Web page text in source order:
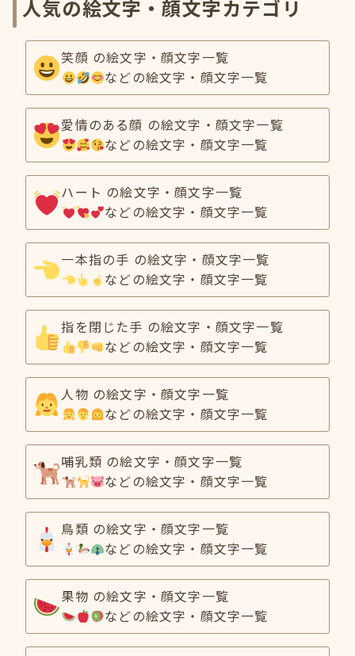
人気の絵文字・顔文字カテゴリ
笑顔 の絵文字・顔文字一覧
などの絵文字・顔文字一覧
愛情のある顔 の絵文字・顔文字一覧
などの絵文字・顔文字一覧
ハート の絵文字・顔文字一覧
などの絵文字・顔文字一覧
一本指の手 の絵文字・顔文字一覧
などの絵文字・顔文字一覧
指を閉じた手 の絵文字・顔文字一覧
などの絵文字・顔文字一覧
人物 の絵文字・顔文字一覧
などの絵文字・顔文字一覧
哺乳類 の絵文字・顔文字一覧
などの絵文字・顔文字一覧
鳥類 の絵文字・顔文字一覧
などの絵文字・顔文字一覧
果物 の絵文字・顔文字一覧
などの絵文字・顔文字一覧